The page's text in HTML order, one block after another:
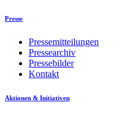
Presse
Pressemitteilungen
Pressearchiv
Pressebilder
Kontakt
Aktionen & Initiativen